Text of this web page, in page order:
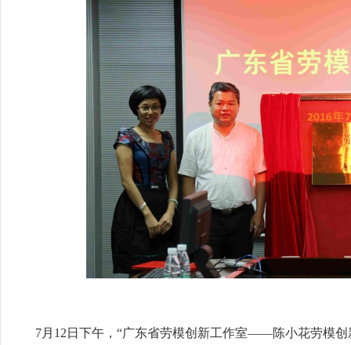
7月1 2 日下午，“广东省劳模创新工作室——陈小花劳模创